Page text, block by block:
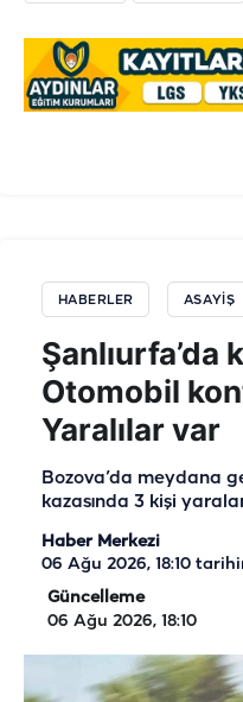
HABERLER ASAYIŞ
Şanlıurfa’da
Otomobil
Yaralılar var
Bozova’da meydana
kazasında 3 kişi
Haber Merkezi
06 Ağu 2026, 18:10
Güncelleme
06 Ağu 2026, 18:10